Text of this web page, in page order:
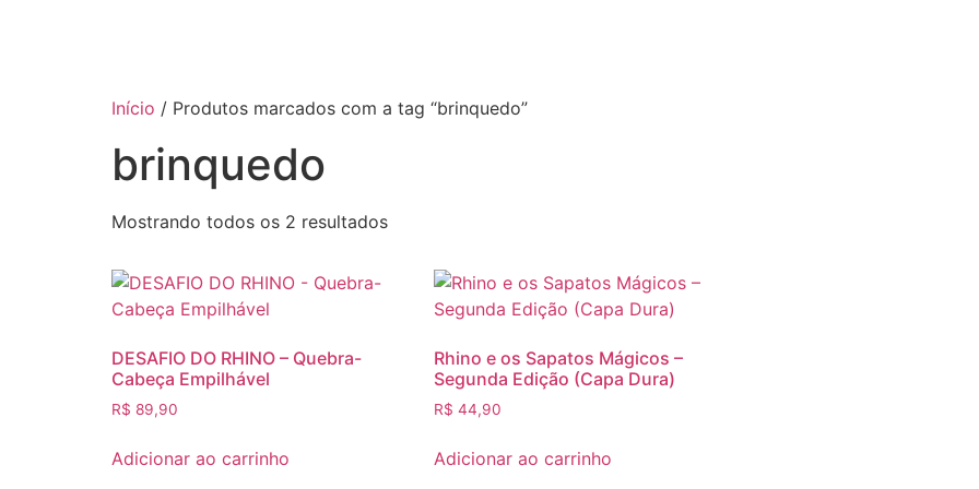
Início / Produtos marcados com a tag “brinquedo”
brinquedo
Mostrando todos os 2 resultados
DESAFIO DO RHINO – Quebra-
Cabeça Empilhável
R$ 89,90
Adicionar ao carrinho
Rhino e os Sapatos Mágicos –
Segunda Edição (Capa Dura)
R$ 44,90
Adicionar ao carrinho